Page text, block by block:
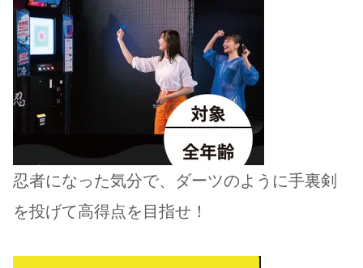
忍者になった気分で、ダーツのように手裏剣
を投げて高得点を目指せ！